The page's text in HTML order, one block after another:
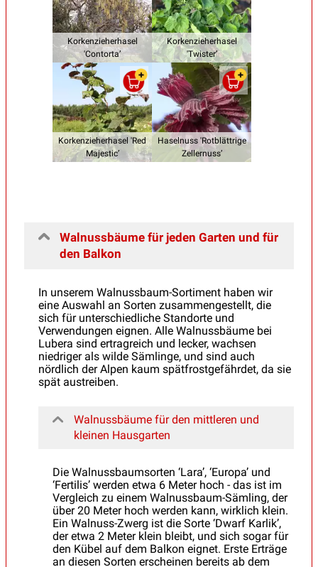
Korkenzieherhasel
'Contorta’
Korkenzieherhasel
'Twister’
Korkenzieherhasel 'Red
Majestic’
Haselnuss 'Rotblättrige
Zellernuss’
Walnussbäume für jeden Garten und für
den Balkon
In unserem Walnussbaum-Sortiment haben wir
eine Auswahl an Sorten zusammengestellt, die
sich für unterschiedliche Standorte und
Verwendungen eignen. Alle Walnussbäume bei
Lubera sind ertragreich und lecker, wachsen
niedriger als wilde Sämlinge, und sind auch
nördlich der Alpen kaum spätfrostgefährdet, da sie
spät austreiben.
Walnussbäume für den mittleren und
kleinen Hausgarten
Die Walnussbaumsorten ‘Lara’, ‘Europa’ und
‘Fertilis’ werden etwa 6 Meter hoch - das ist im
Vergleich zu einem Walnussbaum-Sämling, der
über 20 Meter hoch werden kann, wirklich klein.
Ein Walnuss-Zwerg ist die Sorte ‘Dwarf Karlik’,
der etwa 2 Meter klein bleibt, und sich sogar für
den Kübel auf dem Balkon eignet. Erste Erträge
an diesen Sorten erscheinen bereits ab dem